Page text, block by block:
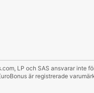
LP och SAS ansvarar inte
är registrerade